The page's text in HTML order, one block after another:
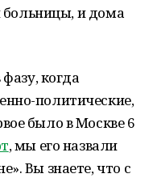
больницы, и дома
когда
политические,
было в Москве 6
, мы его назвали
Вы знаете, что с